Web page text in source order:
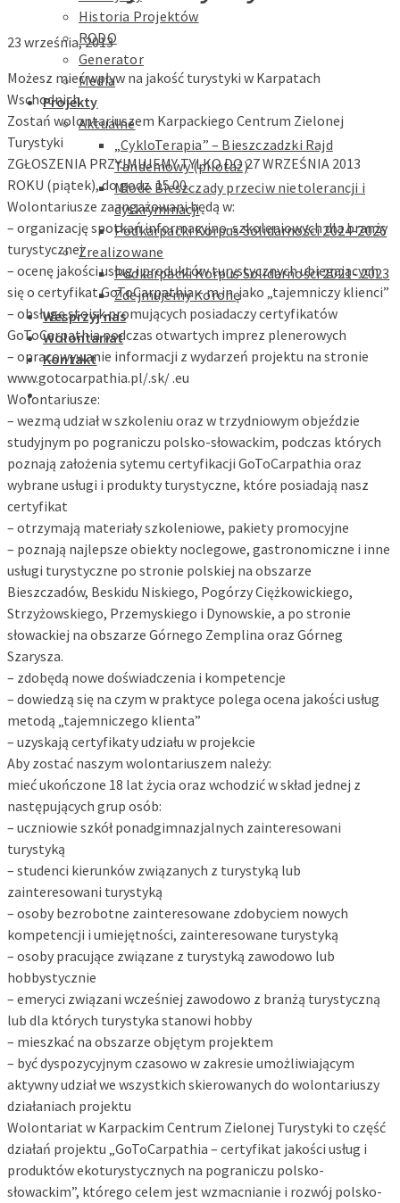
Historia Projektów
RODO
Generator
Media
Projekty
Aktualne
„CykloTerapia” – Bieszczadzki Rajd
Tandemowy (pilotaż)
Młode Bieszczady przeciw nietolerancji i
dyskryminacji
Podkarpacki Korpus Solidarności 2024-2026
Zrealizowane
Podkarpacki Korpus Solidarności 2021- 2023
Zdejmujemy Koronę
Wesprzyj nas
Wolontariat
Kontakt
23 września, 2013
Możesz mieć wpływ na jakość turystyki w Karpatach
Wschodnich
Zostań wolontariuszem Karpackiego Centrum Zielonej
Turystyki
ZGŁOSZENIA PRZYJMUJEMY TYLKO DO 27 WRZEŚNIA 2013
ROKU (piątek), do godz. 15.00.
Wolontariusze zaangażowani będą w:
– organizację spotkań informacyjno-szkoleniowych dla branży
turystycznej
– ocenę jakości usług i produktów turystycznych ubiegających
się o certyfikat GoToCarpathia – m.in. jako „tajemniczy klienci”
– obsługę stoisk promujących posiadaczy certyfikatów
GoToCarpathia podczas otwartych imprez plenerowych
– opracowywanie informacji z wydarzeń projektu na stronie
www.gotocarpathia.pl/.sk/ .eu
Wolontariusze:
– wezmą udział w szkoleniu oraz w trzydniowym objeździe
studyjnym po pograniczu polsko-słowackim, podczas których
poznają założenia sytemu certyfikacji GoToCarpathia oraz
wybrane usługi i produkty turystyczne, które posiadają nasz
certyfikat
– otrzymają materiały szkoleniowe, pakiety promocyjne
– poznają najlepsze obiekty noclegowe, gastronomiczne i inne
usługi turystyczne po stronie polskiej na obszarze
Bieszczadów, Beskidu Niskiego, Pogórzy Ciężkowickiego,
Strzyżowskiego, Przemyskiego i Dynowskie, a po stronie
słowackiej na obszarze Górnego Zemplina oraz Górneg
Szarysza.
– zdobędą nowe doświadczenia i kompetencje
– dowiedzą się na czym w praktyce polega ocena jakości usług
metodą „tajemniczego klienta”
– uzyskają certyfikaty udziału w projekcie
Aby zostać naszym wolontariuszem należy:
mieć ukończone 18 lat życia oraz wchodzić w skład jednej z
następujących grup osób:
– uczniowie szkół ponadgimnazjalnych zainteresowani
turystyką
– studenci kierunków związanych z turystyką lub
zainteresowani turystyką
– osoby bezrobotne zainteresowane zdobyciem nowych
kompetencji i umiejętności, zainteresowane turystyką
– osoby pracujące związane z turystyką zawodowo lub
hobbystycznie
– emeryci związani wcześniej zawodowo z branżą turystyczną
lub dla których turystyka stanowi hobby
– mieszkać na obszarze objętym projektem
– być dyspozycyjnym czasowo w zakresie umożliwiającym
aktywny udział we wszystkich skierowanych do wolontariuszy
działaniach projektu
Wolontariat w Karpackim Centrum Zielonej Turystyki to część
działań projektu „GoToCarpathia – certyfikat jakości usług i
produktów ekoturystycznych na pograniczu polsko-
słowackim”, którego celem jest wzmacnianie i rozwój polsko-